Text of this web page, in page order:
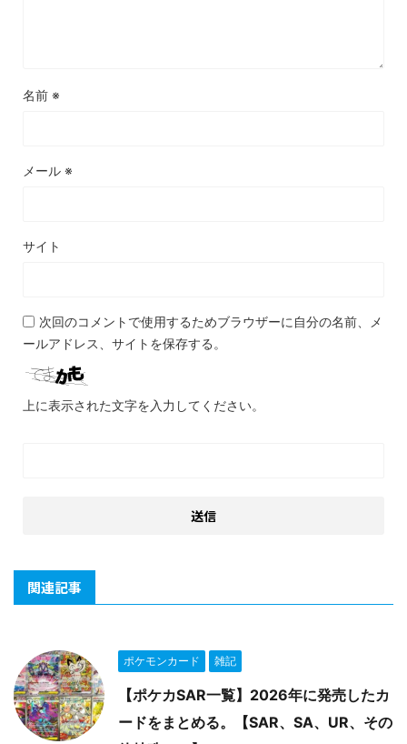
名前 ※
メール ※
サイト
次回のコメントで使用するためブラウザーに自分の名前、メ
ールアドレス、サイトを保存する。
上に表示された文字を入力してください。
関連記事
ポケモンカード 雑記
【ポケカSAR一覧】2026年に発売したカ
ードをまとめる。【SAR、SA、UR、その